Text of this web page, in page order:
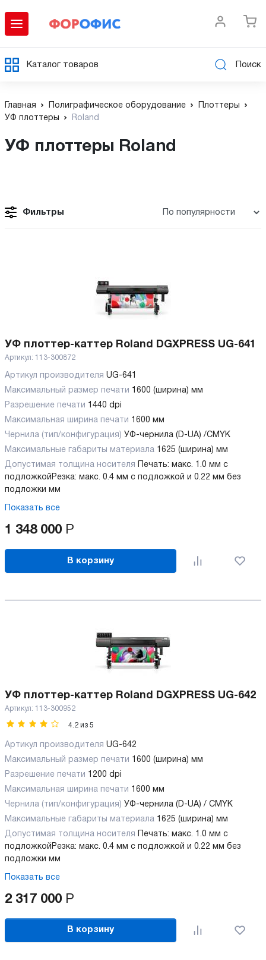
Каталог товаров Поиск
Главная Полиграфическое оборудование
Плоттеры
УФ плоттеры
Roland
УФ плоттеры Roland
Фильтры
УФ плоттер-каттер Roland DGXPRESS UG-641
Артикул: 113-300872
Артикул производителя UG-641
Максимальный размер печати 1600 (ширина) мм
Разрешение печати 1440 dpi
Максимальная ширина печати 1600 мм
Чернила (тип/конфигурация) УФ-чернила (D-UA) /CMYK
Максимальные габариты материала 1625 (ширина) мм
Допустимая толщина носителя
Печать: макс. 1.0 мм с
подложкой Резка: макс. 0.4 мм с подложкой и 0.22 мм без
подложки мм
Показать все
1 348 000 Р
В корзину
УФ плоттер-каттер Roland DGXPRESS UG-642
Артикул: 113-300952
4.2 из 5
Артикул производителя UG-642
Максимальный размер печати 1600 (ширина) мм
Разрешение печати 1200 dpi
Максимальная ширина печати 1600 мм
Чернила (тип/конфигурация) УФ-чернила (D-UA) / CMYK
Максимальные габариты материала 1625 (ширина) мм
Допустимая толщина носителя
Печать: макс. 1.0 мм с
подложкой Резка: макс. 0.4 мм с подложкой и 0.22 мм без
подложки мм
Показать все
2 317 000 Р
В корзину